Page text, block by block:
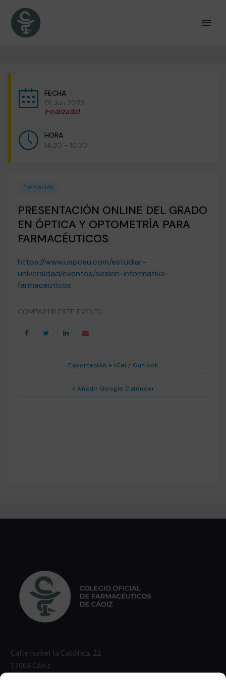
FECHA
01 Jun 2023
¡Finalizado!
HORA
14:30 - 16:30
Formación
PRESENTACIÓN ONLINE DEL GRADO
EN ÓPTICA Y OPTOMETRÍA PARA
FARMACÉUTICOS
https://www.uspceu.com/estudiar-
universidad/eventos/sesion-informativa-
farmaceuticos
COMPARTIR ESTE EVENTO
+ Añadir Google Calendar
Exportación + iCal / Outlook
Calle Isabel la Católica, 22
11004 Cádiz